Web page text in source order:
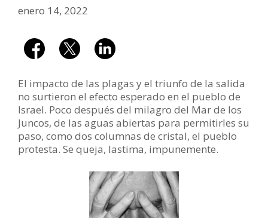
enero 14, 2022
El impacto de las plagas y el triunfo de la salida
no surtieron el efecto esperado en el pueblo de
Israel. Poco después del milagro del Mar de los
Juncos, de las aguas abiertas para permitirles su
paso, como dos columnas de cristal, el pueblo
protesta. Se queja, lastima, impunemente.